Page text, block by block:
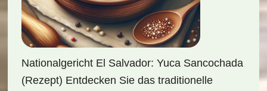
Nationalgericht El Salvador: Yuca Sancochada
(Rezept) Entdecken Sie das traditionelle